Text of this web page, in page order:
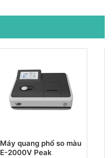
Máy quang phổ so màu
E-2000V Peak